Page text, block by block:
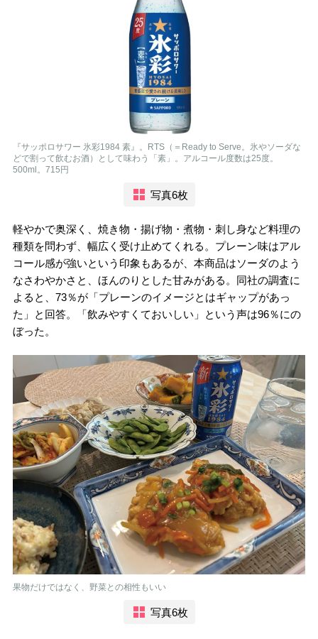
『サッポロサワー 氷彩1984 素』。RTS（＝Ready to Serve。氷やソーダな
どで割って飲むお酒）として味わう「素」。アルコール度数は25度。
500ml。715円
写真6枚
軽やかで奥深く、焼き物・揚げ物・煮物・刺し身など料理の
種類を問わず、幅広く受け止めてくれる。プレーン味はアル
コール感が強いという印象もあるが、本商品はソーダのよう
なさわやかさと、ほんのりとした甘みがある。同社の調査に
よると、73％が「プレーンのイメージとはギャップがあっ
た」と回答。「飲みやすくておいしい」という声は96％にの
ぼった。
果物だけではなく、野菜との相性もいい
写真6枚